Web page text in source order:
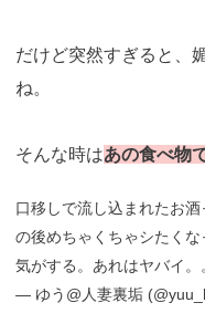
だけど突然すぎると、
ね。
そんな時はあの食べ物
口移しで流し込まれたお
の後めちゃくちゃシたく
気がする。あれはヤバイ
— ゆう@人妻裏垢